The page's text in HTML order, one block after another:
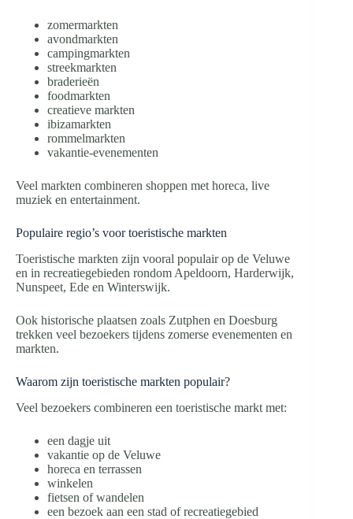
zomermarkten
avondmarkten
campingmarkten
streekmarkten
braderieën
foodmarkten
creatieve markten
ibizamarkten
rommelmarkten
vakantie-evenementen
Veel markten combineren shoppen met horeca, live
muziek en entertainment.
Populaire regio’s voor toeristische markten
Toeristische markten zijn vooral populair op de Veluwe
en in recreatiegebieden rondom Apeldoorn, Harderwijk,
Nunspeet, Ede en Winterswijk.
Ook historische plaatsen zoals Zutphen en Doesburg
trekken veel bezoekers tijdens zomerse evenementen en
markten.
Waarom zijn toeristische markten populair?
Veel bezoekers combineren een toeristische markt met:
een dagje uit
vakantie op de Veluwe
horeca en terrassen
winkelen
fietsen of wandelen
een bezoek aan een stad of recreatiegebied